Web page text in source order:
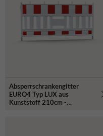
Absperrschrankengitter
EURO4 Typ LUX aus
Kunststoff 210cm -